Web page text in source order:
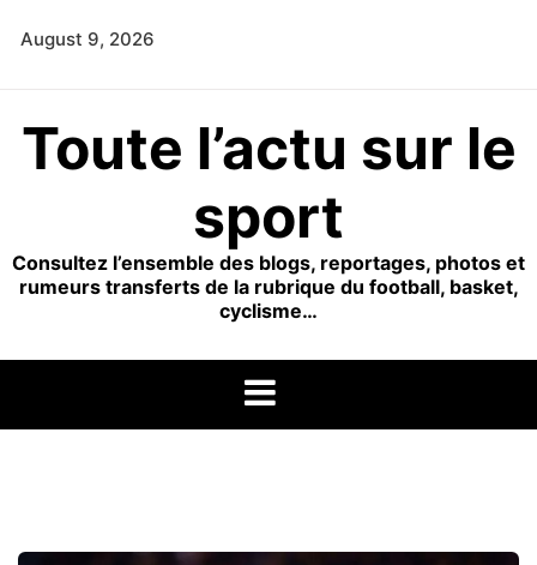
August 9, 2026
Toute l’actu sur le
sport
Consultez l’ensemble des blogs, reportages, photos et
rumeurs transferts de la rubrique du football, basket,
cyclisme…